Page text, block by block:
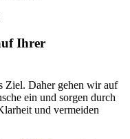
Ihrer
Ziel. Daher gehen wir auf
ein und sorgen durch
und vermeiden